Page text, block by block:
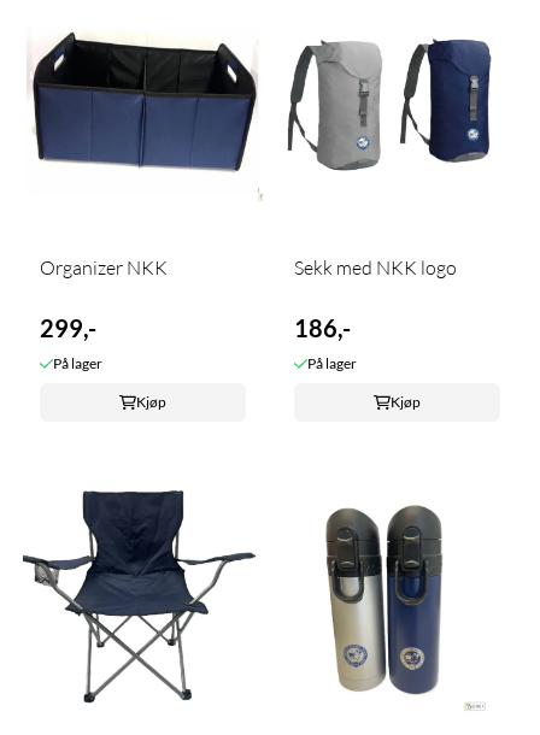
Organizer NKK
299,-
På lager
Kjøp
Sekk med NKK logo
186,-
På lager
Kjøp